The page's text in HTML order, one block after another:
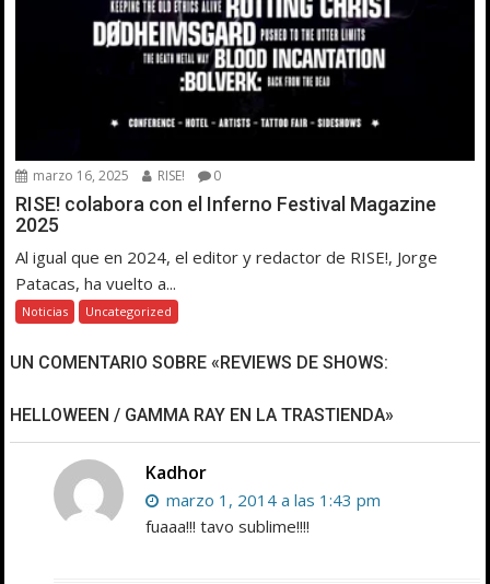
marzo 16, 2025 RISE! 0
RISE! colabora con el Inferno Festival Magazine
2025
Al igual que en 2024, el editor y redactor de RISE!, Jorge
Patacas, ha vuelto a...
Noticias Uncategorized
UN COMENTARIO SOBRE «REVIEWS DE SHOWS:
HELLOWEEN / GAMMA RAY EN LA TRASTIENDA»
Kadhor
marzo 1, 2014 a las 1:43 pm
fuaaa!!! tavo sublime!!!!